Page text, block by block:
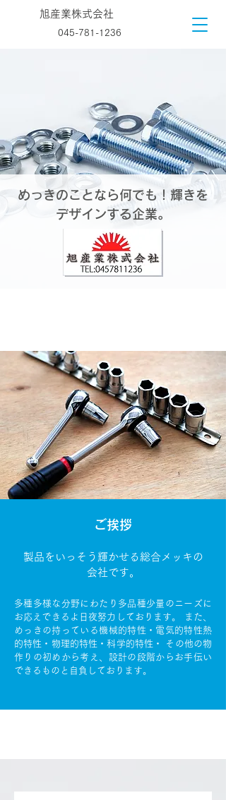
旭産業株式会社
045-781-1236
めっきのことなら何でも！輝きを
デザインする企業。
ご挨拶
製品をいっそう輝かせる総合メッキの
会社です。
多種多様な分野にわたり多品種少量のニーズに
お応えできるよ日夜努力しております。 また、
めっきの持っている機械的特性・電気的特性熱
的特性・物理的特性・科学的特性・ その他の物
作りの初めから考え、設計の段階からお手伝い
できるものと自負しております。